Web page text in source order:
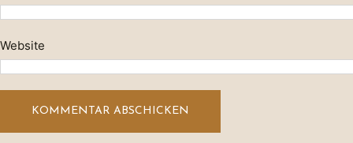
Website